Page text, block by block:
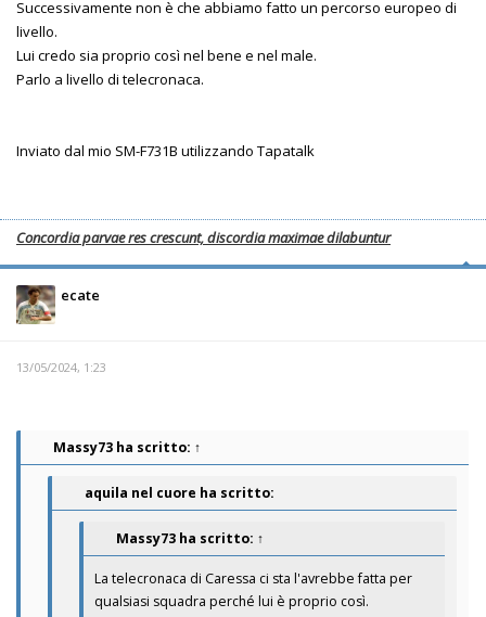
Successivamente non è che abbiamo fatto un percorso europeo di
livello.
Lui credo sia proprio così nel bene e nel male.
Parlo a livello di telecronaca.
Inviato dal mio SM-F731B utilizzando Tapatalk
Concordia parvae res crescunt, discordia maximae dilabuntur
ecate
13/05/2024, 1:23
Massy73 ha scritto: ↑
aquila nel cuore ha scritto:
Massy73 ha scritto: ↑
La telecronaca di Caressa ci sta l'avrebbe fatta per
qualsiasi squadra perché lui è proprio così.